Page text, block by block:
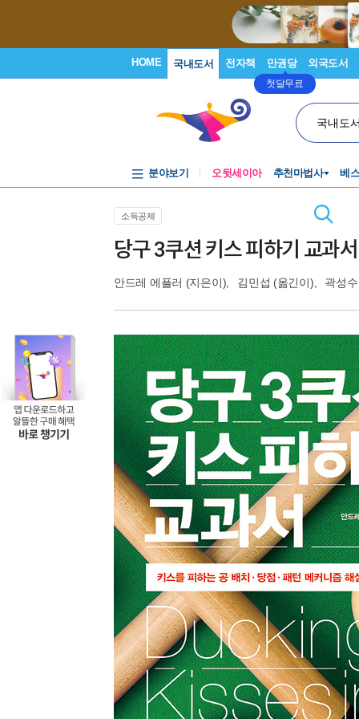
HOME 국내도서 전자책 만권당
첫달무료
외국도서
국내도
분야보기 오뒷세이아 추천마법사 베
소득공제
당구 3쿠션 키스 피하기 교과서
안드레 에플러 (지은이), 김민섭 (옮긴이), 곽성수